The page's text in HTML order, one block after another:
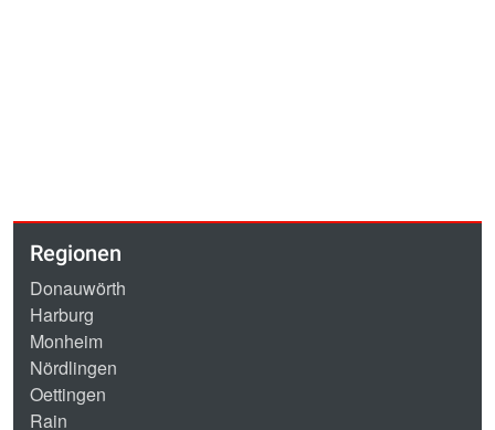
Regionen
Donauwörth
Harburg
Monheim
Nördlingen
Oettingen
Rain